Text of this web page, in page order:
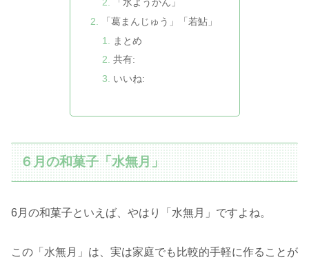
「葛まんじゅう」「若鮎」
まとめ
共有:
いいね:
６月の和菓子「水無月」
6月の和菓子といえば、やはり「水無月」ですよね。
この「水無月」は、実は家庭でも比較的手軽に作ることが